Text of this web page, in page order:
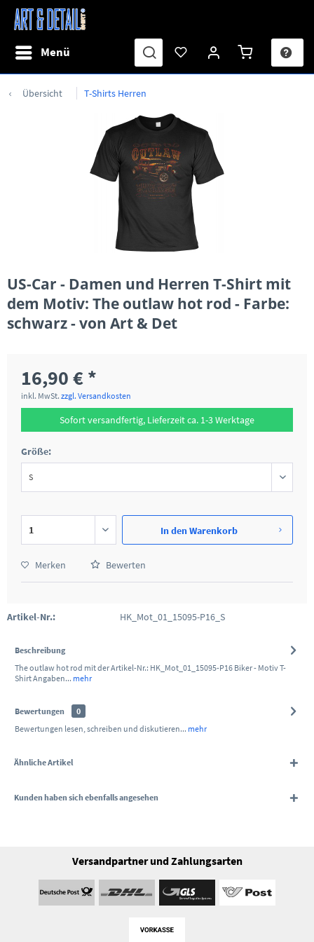
Menü
Übersicht T-Shirts Herren
US-Car - Damen und Herren T-Shirt mit
dem Motiv: The outlaw hot rod - Farbe:
schwarz - von Art & Det
16,90 € *
inkl. MwSt. zzgl. Versandkosten
Sofort versandfertig, Lieferzeit ca. 1-3 Werktage
Größe:
In denWarenkorb
Merken Bewerten
Artikel-Nr.: HK_Mot_01_15095-P16_S
Beschreibung
The outlaw hot rod mit der Artikel-Nr.: HK_Mot_01_15095-P16 Biker - Motiv T-
Shirt Angaben... mehr
Bewertungen
0
Bewertungen lesen, schreiben und diskutieren... mehr
Ähnliche Artikel
Kunden haben sich ebenfalls angesehen
Versandpartner und Zahlungsarten